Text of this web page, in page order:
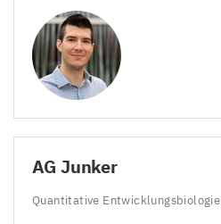
AG Junker
Quantitative Entwicklungsbiologie